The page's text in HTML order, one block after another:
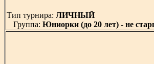
Тип турнира: ЛИЧНЫЙ
Группа: Юниорки (до 20 лет) - не